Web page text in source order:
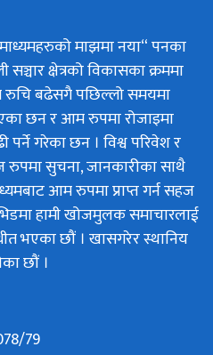
माझमा नया“ पनका
क्षेत्रको विकासका क्रममा
रुचि बढेसगै पछिल्लो समयमा
छन र आम रुपमा रोजाइमा
पर्ने गरेका छन । विश्व परिवेश र
सुचना, जानकारीका साथै
आम रुपमा प्राप्त गर्न सहज
हामी खोजमुलक समाचारलाई
भएका छौं । खासगरेर स्थानिय
छौं ।
79